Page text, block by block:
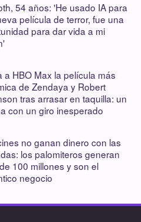
54 años: 'He usado IA para
película de terror, fue una
para dar vida a mi
a HBO Max la película más
de Zendaya y Robert
tras arrasar en taquilla: un
con un giro inesperado
no ganan dinero con las
los palomiteros generan
100 millones y son el
negocio